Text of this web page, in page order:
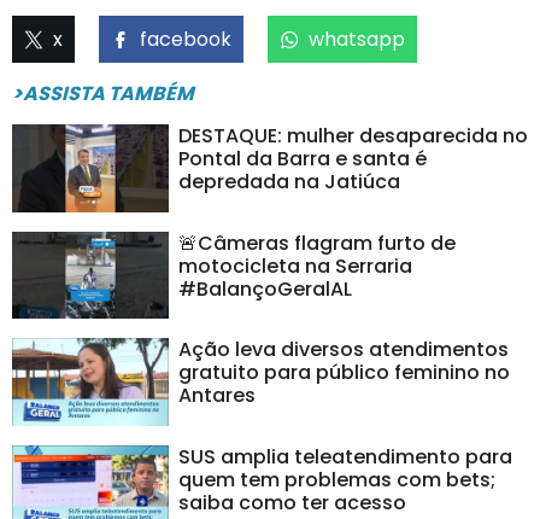
x facebook
whatsapp
>ASSISTA TAMBÉM
DESTAQUE: mulher desaparecida no
Pontal da Barra e santa é
depredada na Jatiúca
🚨Câmeras flagram furto de
motocicleta na Serraria
#BalançoGeralAL
Ação leva diversos atendimentos
gratuito para público feminino no
Antares
SUS amplia teleatendimento para
quem tem problemas com bets;
saiba como ter acesso